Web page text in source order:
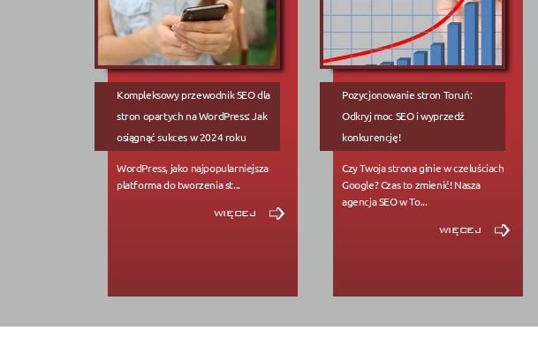
Kompleksowy przewodnik SEO dla
stron opartych na WordPress: Jak
osiągnąć sukces w 2024 roku
WordPress, jako najpopularniejsza
platforma do tworzenia st...
więcej
Pozycjonowanie stron Toruń:
Odkryj moc SEO i wyprzedź
konkurencję!
Czy Twoja strona ginie w czeluściach
Google? Czas to zmienić! Nasza
agencja SEO w To...
więcej